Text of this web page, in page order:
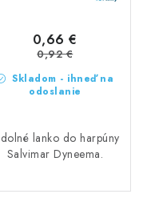
Skladom - ihneď na
odoslanie
0,66 €
0,92 €
lanko do harpúny
Salvimar Dyneema.